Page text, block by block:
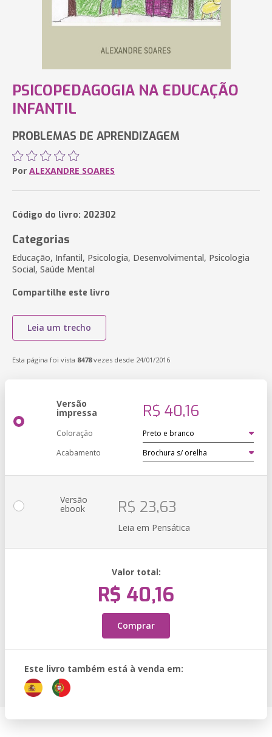
PSICOPEDAGOGIA NA EDUCAÇÃO
INFANTIL
PROBLEMAS DE APRENDIZAGEM
Por ALEXANDRE SOARES
Código do livro: 202302
Categorias
Educação, Infantil, Psicologia, Desenvolvimental, Psicologia
Social, Saúde Mental
Compartilhe este livro
Leia um trecho
Esta página foi vista 8478vezes desde 24/01/2016
Versão
impressa R$ 40,16
Coloração
Acabamento
Versão
ebook R$ 23,63
Leia em Pensática
Valor total:
R$ 40,16
Comprar
Este livro também está à venda em: